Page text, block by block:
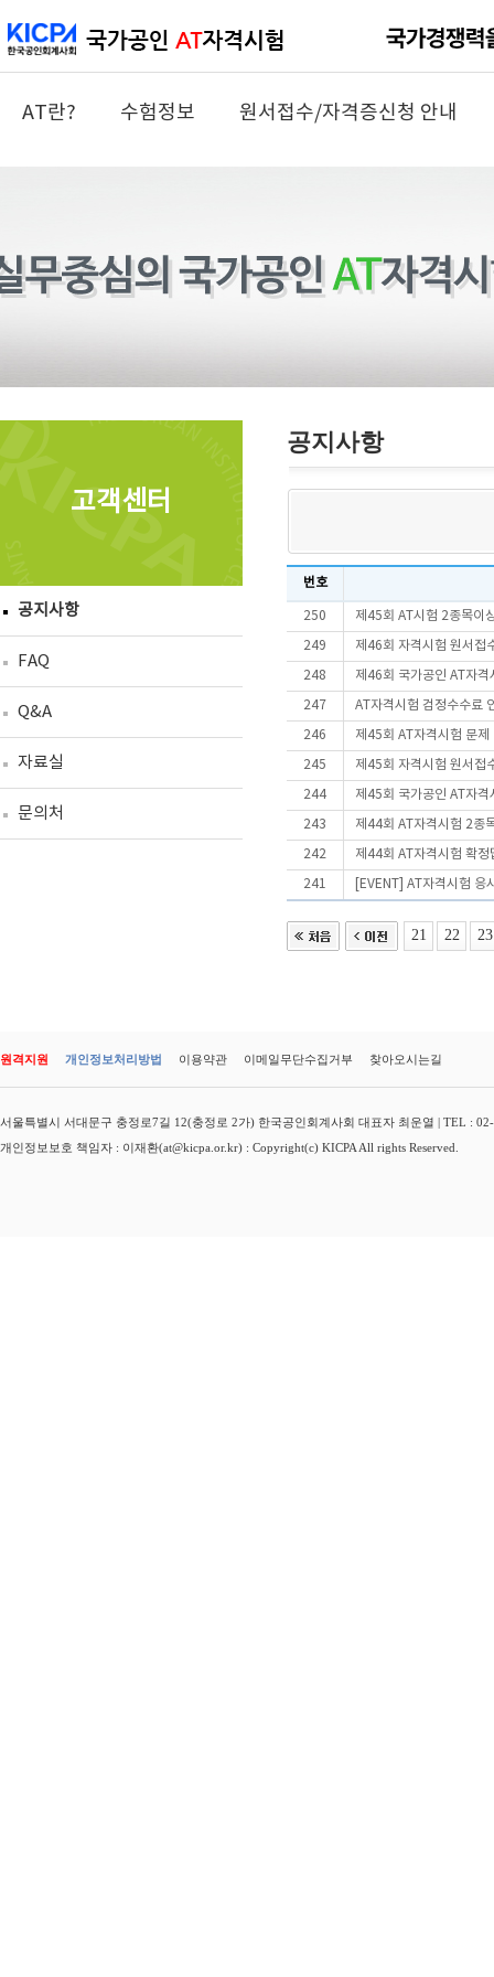
AT란? 수험정보 원서접수/자격증신청 안내
고객센터
공지사항
FAQ
Q&A
자료실
문의처
공지사항
번호
250 제45회 AT시험 2종목이
249 제46회 자격시험 원서접
248 제46회 국가공인 AT자격
247 AT자격시험 검정수수료
246 제45회 AT자격시험 문
245 제45회 자격시험 원서접
244 제45회 국가공인 AT자격
243 제44회 AT자격시험 2종
242 제44회 AT자격시험 확정
241 [EVENT] AT자격시험
21 22 23
원격지원 개인정보처리방법 이용약관 이메일무단수집거부 찾아오시는길
서울특별시 서대문구 충정로7길 12(충정로 2가) 한국공인회계사회 대표자 최운열 | TEL :
개인정보보호 책임자 : 이재환(at@kicpa.or.kr) : Copyright(c) KICPA All rights Reserved.